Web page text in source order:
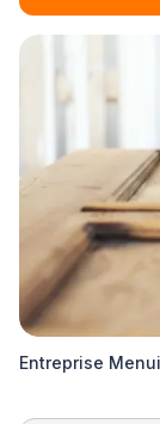
Entreprise